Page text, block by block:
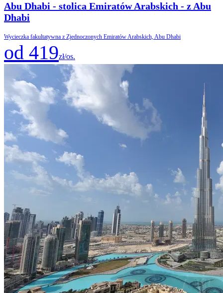
Abu Dhabi - stolica Emiratów Arabskich - z Abu
Dhabi
Wycieczka fakultatywna z Zjednoczonych Emiratów Arabskich, Abu Dhabi
od 419zł/os.